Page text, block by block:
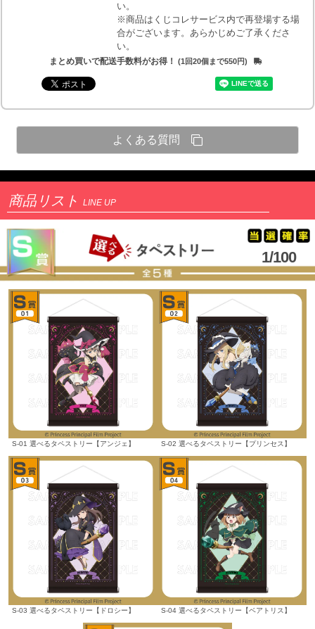
い。
※商品はくじコレサービス内で再登場する場
合がございます。あらかじめご了承くださ
い。
まとめ買いで配送手数料がお得！ (1回20個まで550円)
よくある質問
商品リスト LINE UP
1/100
S-01 選べるタペストリー【アンジェ】 S-02 選べるタペストリー【プリンセス】
S-03 選べるタペストリー【ドロシー】 S-04 選べるタペストリー【ベアトリス】